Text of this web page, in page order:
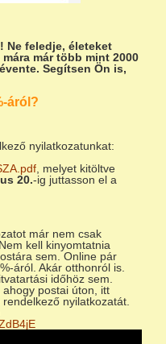
Ne feledje, életeket
már több mint 2000
Segítsen Ön is,
áról?
nyilatkozatunkat:
, melyet kitöltve
20.-ig juttasson el a
már nem csak
kell kinyomtatnia
sem. Online pár
áról. Akár otthonról is.
időhöz sem.
postai úton, itt
nyilatkozatát.